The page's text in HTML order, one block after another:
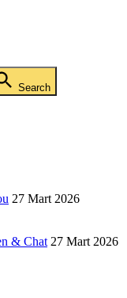
Search
27 Mart 2026
& Chat 27 Mart 2026